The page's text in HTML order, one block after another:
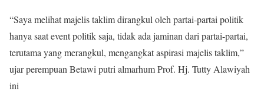
“Saya melihat majelis taklim dirangkul oleh partai-partai politik
hanya saat event politik saja, tidak ada jaminan dari partai-partai,
terutama yang merangkul, mengangkat aspirasi majelis taklim,”
ujar perempuan Betawi putri almarhum Prof. Hj. Tutty Alawiyah
ini